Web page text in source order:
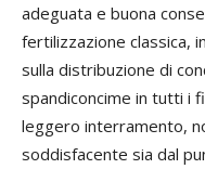
adeguata e buona
fertilizzazione classica,
sulla distribuzione di
spandiconcime in tutti i
leggero interramento,
soddisfacente sia dal